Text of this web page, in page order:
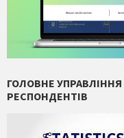
ГОЛОВНЕ
РЕСПОНДЕНТІВ